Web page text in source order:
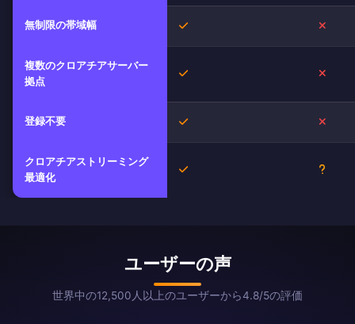
無制限の帯域幅 はい
複数のクロアチアサーバー
拠点
はい
登録不要 はい
クロアチアストリーミング
最適化
はい
ユーザーの声
世界中の12,500人以上のユーザーから4.8/5の評価